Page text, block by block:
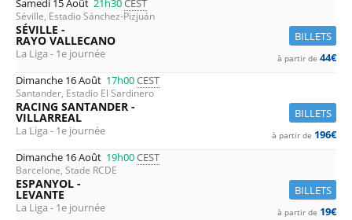
Samedi 15 Août 21h30CEST
Séville, Estadio Sánchez-Pizjuán
BILLETS
SÉVILLE -
RAYO VALLECANO
La Liga - 1e journée à partir de 44€
Dimanche 16 Août 17h00CEST
Santander, Estadio El Sardinero
BILLETS
RACING SANTANDER -
VILLARREAL
La Liga - 1e journée à partir de 196€
Dimanche 16 Août 19h00CEST
Barcelone, Stade RCDE
BILLETS
ESPANYOL -
LEVANTE
La Liga - 1e journée à partir de 19€